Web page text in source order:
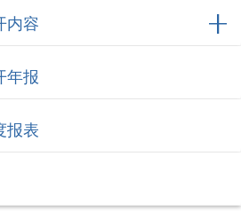
内容
年报
报表